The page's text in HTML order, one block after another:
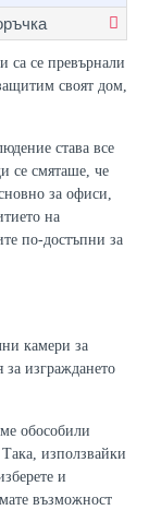
са се превърнали
своят дом,
става все
се смяташе, че
за офиси,
на
по-достъпни за
камери за
изграждането
обособили
използвайки
и
възможност